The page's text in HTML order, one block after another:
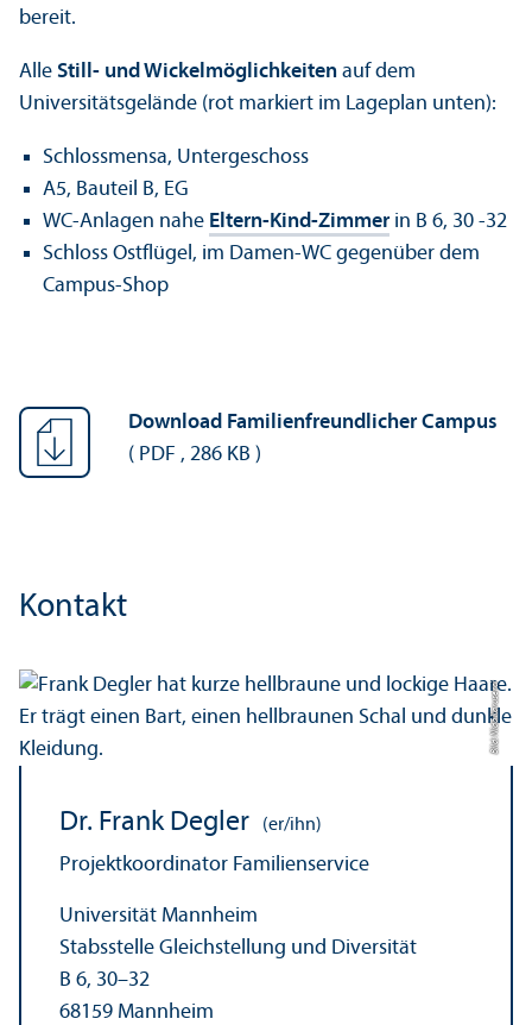
bereit.
Alle Still- und Wickel­möglichkeiten auf dem
Universitäts­gelände (rot markiert im Lageplan unten):
Schlossmensa, Unter­geschoss
A5, Bauteil B, EG
WC-Anlagen nahe Eltern-Kind-Zimmer in B 6, 30 -32
Schloss Ostflügel, im Damen-WC gegenüber dem
Campus-Shop
Download Familien­freundlicher Campus
( PDF , 286 KB )
Kontakt
Bild: Nida Karuserci
Dr. Frank Degler (er/ihn)
Projektkoordinator Familienservice
Universität Mannheim
Stabsstelle Gleich­stellung und Diversität
B 6, 30–32
68159 Mannheim